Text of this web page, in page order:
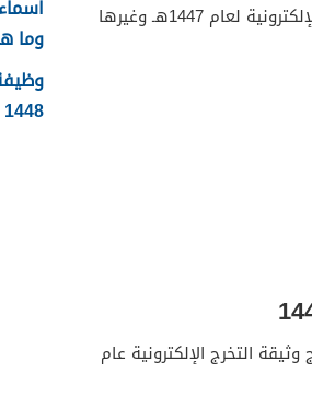
يمكن للطالبات في جامعة الأميرة نورة استخراج وثيقة التخرج الإلكترونية لعام 1447هـ وغيرها
التخرج الإلكترونية عام
وما
1448 الشروط وطريقة التقديم